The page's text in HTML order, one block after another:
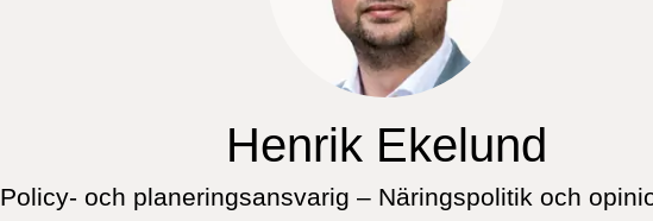
Henrik Ekelund
Policy- och planeringsansvarig – Näringspolitik och